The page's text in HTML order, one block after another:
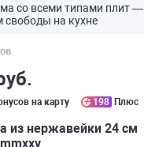
со всеми типами плит —
свободы на кухне
на карту 198 Плюс
из нержавейки 24 см